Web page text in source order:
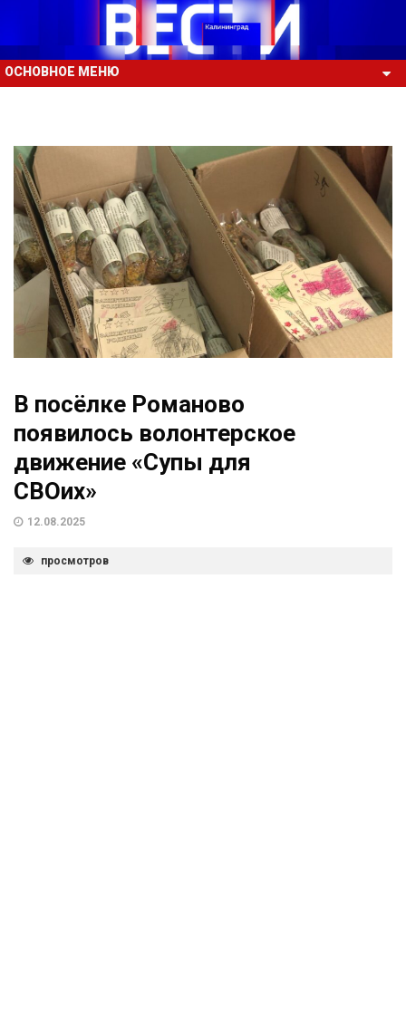
ОСНОВНОЕ МЕНЮ
В посёлке Романово
появилось волонтерское
движение «Супы для
СВОих»
12.08.2025
просмотров